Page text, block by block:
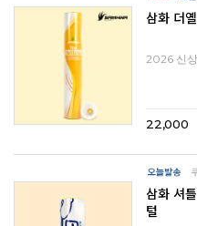
삼화 더
2026 신
22,000
삼화 셔
털